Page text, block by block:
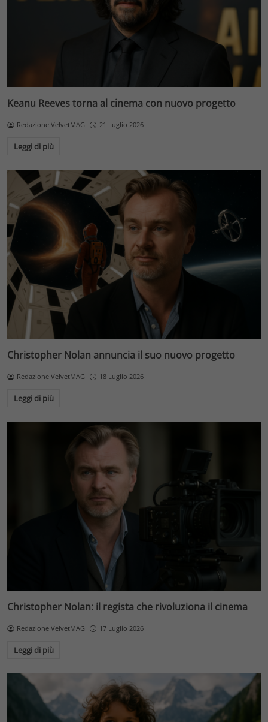
Keanu Reeves torna al cinema con nuovo progetto
Redazione VelvetMAG 21 Luglio 2026
Leggi di più
Christopher Nolan annuncia il suo nuovo progetto
Redazione VelvetMAG 18 Luglio 2026
Leggi di più
Christopher Nolan: il regista che rivoluziona il cinema
Redazione VelvetMAG 17 Luglio 2026
Leggi di più